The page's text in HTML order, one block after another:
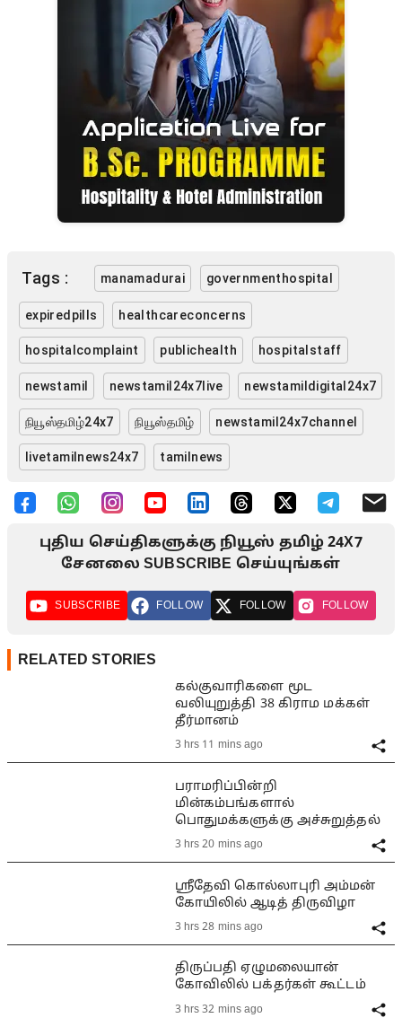
Tags : manamadurai governmenthospital
expiredpills healthcareconcerns
hospitalcomplaint publichealth hospitalstaff
newstamil newstamil24x7live newstamildigital24x7
நியூஸ்தமிழ்24x7 நியூஸ்தமிழ் newstamil24x7channel
livetamilnews24x7 tamilnews
புதிய செய்திகளுக்கு நியூஸ் தமிழ் 24X7
சேனலை SUBSCRIBE செய்யுங்கள்
SUBSCRIBE FOLLOW FOLLOW FOLLOW
RELATED STORIES
கல்குவாரிகளை மூட
வலியுறுத்தி 38 கிராம மக்கள்
தீர்மானம்
3 hrs 11 mins ago
பராமரிப்பின்றி
மின்கம்பங்களால்
பொதுமக்களுக்கு அச்சுறுத்தல்
3 hrs 20 mins ago
ஸ்ரீதேவி கொல்லாபுரி அம்மன்
கோயிலில் ஆடித் திருவிழா
3 hrs 28 mins ago
திருப்பதி ஏழுமலையான்
கோவிலில் பக்தர்கள் கூட்டம்
3 hrs 32 mins ago